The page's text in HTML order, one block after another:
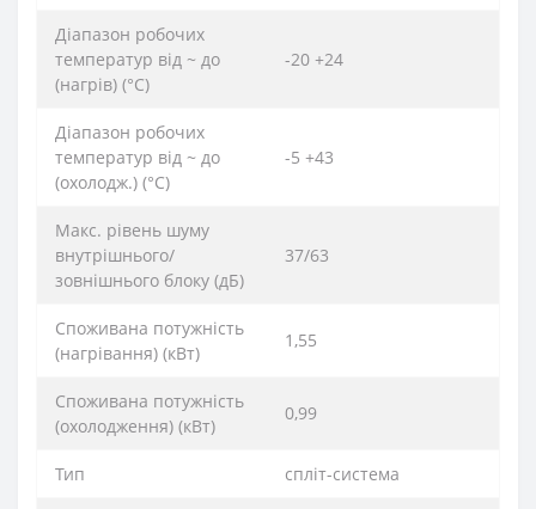
Діапазон робочих
температур від ~ до
(нагрів) (°C)
-20 +24
Діапазон робочих
температур від ~ до
(охолодж.) (°C)
-5 +43
Макс. рівень шуму
внутрішнього/
зовнішнього блоку (дБ)
37/63
Споживана потужність
(нагрівання) (кВт)
1,55
Споживана потужність
(охолодження) (кВт)
0,99
Тип спліт-система